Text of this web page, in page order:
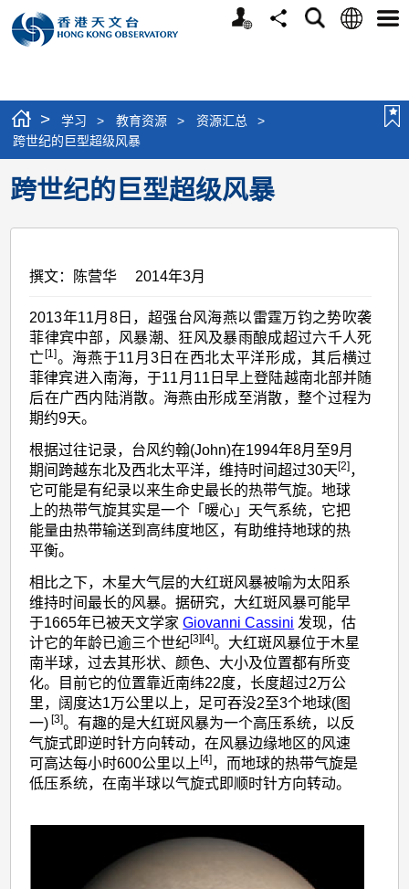
个
分
搜
语
选
> 学习 > 教育资源 > 资源汇总
>
跨世纪的巨型超级风暴
跨世纪的巨型超级风暴
撰文：陈营华 2014年3月
2013年11月8日，超强台风海燕以雷霆万钧之势吹袭
菲律宾中部，风暴潮、狂风及暴雨酿成超过六千人死
亡[1]。海燕于11月3日在西北太平洋形成，其后横过
菲律宾进入南海，于11月11日早上登陆越南北部并随
后在广西内陆消散。海燕由形成至消散，整个过程为
期约9天。
根据过往记录，台风约翰(John)在1994年8月至9月
期间跨越东北及西北太平洋，维持时间超过30天[2]，
它可能是有纪录以来生命史最长的热带气旋。地球
上的热带气旋其实是一个「暖心」天气系统，它把
能量由热带输送到高纬度地区，有助维持地球的热
平衡。
相比之下，木星大气层的大红斑风暴被喻为太阳系
维持时间最长的风暴。据研究，大红斑风暴可能早
于1665年已被天文学家Giovanni Cassini 发现，估
计它的年龄已逾三个世纪[3][4]。大红斑风暴位于木星
南半球，过去其形状、颜色、大小及位置都有所变
化。目前它的位置靠近南纬22度，长度超过2万公
里，阔度达1万公里以上，足可吞没2至3个地球(图
一) [3]。有趣的是大红斑风暴为一个高压系统，以反
气旋式即逆时针方向转动，在风暴边缘地区的风速
可高达每小时600公里以上[4]，而地球的热带气旋是
低压系统，在南半球以气旋式即顺时针方向转动。